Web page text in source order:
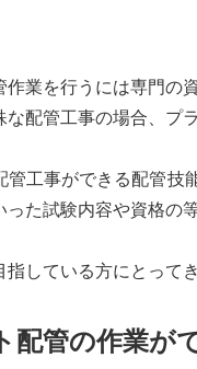
業を行うには専門の
配管工事の場合、プ
管工事ができる配管
た試験内容や資格の
している方にとって
配管の作業が